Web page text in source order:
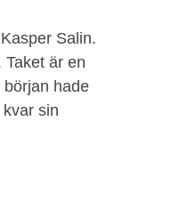
Salin.
är en
hade
sin